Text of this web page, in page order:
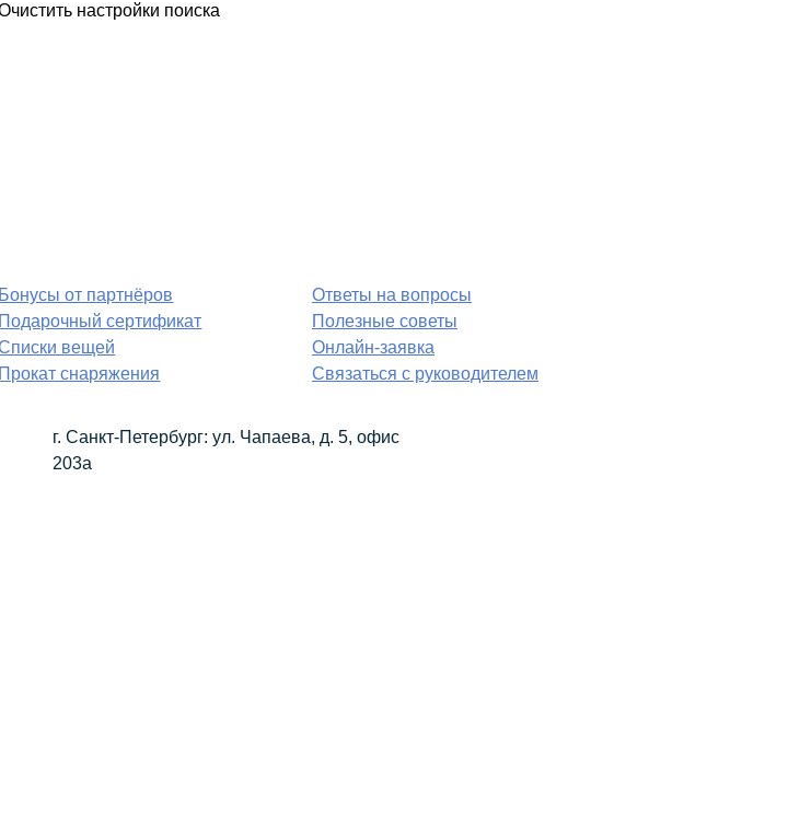
настройки поиска
Бонусы от партнёров
Подарочный сертификат
вещей
Прокат снаряжения
Ответы на вопросы
Полезные советы
Онлайн-заявка
Связаться с руководителем
г. Санкт-Петербург: ул. Чапаева, д. 5, офис
203а